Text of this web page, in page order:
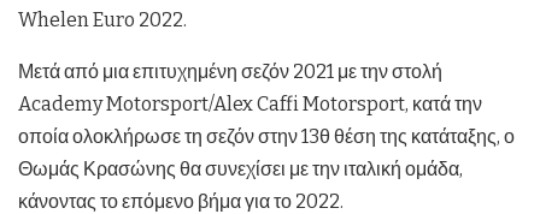
Whelen Euro 2022.
Μετά από μια επιτυχημένη σεζόν 2021 με την στολή
Academy Motorsport/Alex Caffi Motorsport, κατά την
οποία ολοκλήρωσε τη σεζόν στην 13θ θέση της κατάταξης, ο
Θωμάς Κρασώνης θα συνεχίσει με την ιταλική ομάδα,
κάνοντας το επόμενο βήμα για το 2022.